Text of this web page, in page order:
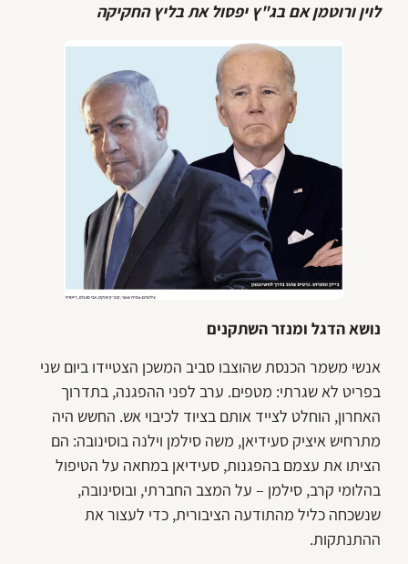
לוין ורוטמן אם בג"ץ יפסול את בליץ החקיקה
נושא הדגל ומנזר השתקנים
אנשי משמר הכנסת שהוצבו סביב המשכן הצטיידו ביום שני
בפריט לא שגרתי: מטפים. ערב לפני ההפגנה, בתדרוך
האחרון, הוחלט לצייד אותם בציוד לכיבוי אש. החשש היה
מתרחיש איציק סעידיאן, משה סילמן וילנה בוסינובה: הם
הציתו את עצמם בהפגנות, סעידיאן במחאה על הטיפול
בהלומי קרב, סילמן – על המצב החברתי, ובוסינובה,
שנשכחה כליל מהתודעה הציבורית, כדי לעצור את
ההתנתקות.